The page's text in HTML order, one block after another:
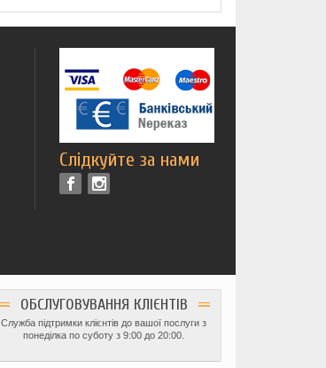
Слідкуйте за нами
ОБСЛУГОВУВАННЯ КЛІЄНТІВ
Служба підтримки клієнтів до вашої послуги з
понеділка по суботу з 9:00 до 20:00.